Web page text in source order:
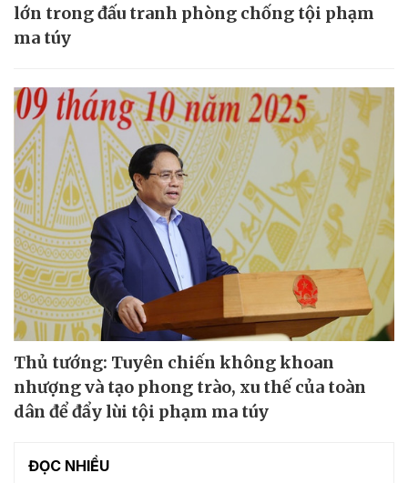
lớn trong đấu tranh phòng chống tội phạm
ma túy
Thủ tướng: Tuyên chiến không khoan
nhượng và tạo phong trào, xu thế của toàn
dân để đẩy lùi tội phạm ma túy
ĐỌC NHIỀU